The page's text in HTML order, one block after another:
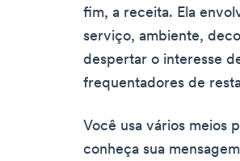
fim, a receita. Ela
serviço, ambiente,
despertar o interesse
frequentadores de
Você usa vários meios
conheça sua